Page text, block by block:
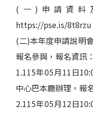
(一)申請資料
https://pse.is/8t8rzu
(二)本年度申請說明
報名參與，報名資訊：
1.115年05月11日
中心巴本廳辦理，報
2.115年05月12日